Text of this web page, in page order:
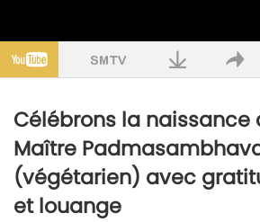
Célébrons la naissance
Maître
(végétarien) avec
et louange